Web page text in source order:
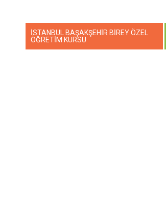
İSTANBUL BAŞAKŞEHİR BİREY ÖZEL
ÖĞRETİM KURSU